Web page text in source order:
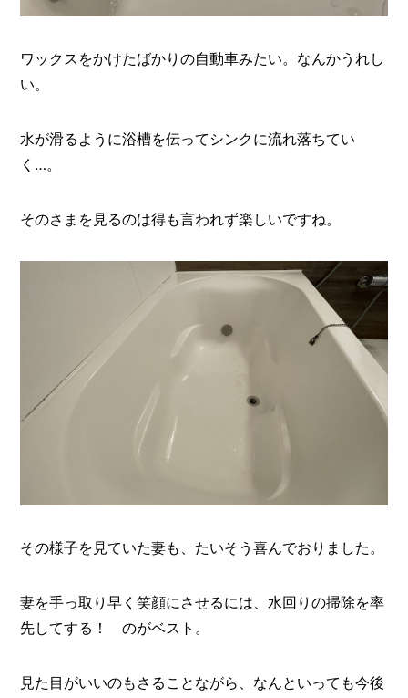
ワックスをかけたばかりの自動車みたい。なんかうれし
い。
水が滑るように浴槽を伝ってシンクに流れ落ちてい
く…。
そのさまを見るのは得も言われず楽しいですね。
その様子を見ていた妻も、たいそう喜んでおりました。
妻を手っ取り早く笑顔にさせるには、水回りの掃除を率
先してする！ のがベスト。
見た目がいいのもさることながら、なんといっても今後